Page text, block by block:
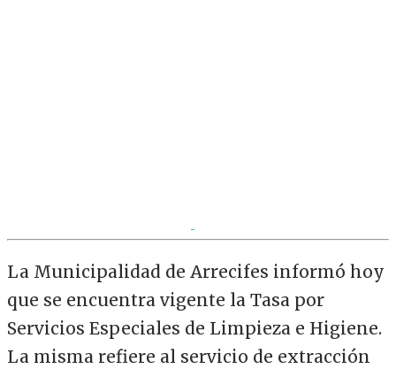
La Municipalidad de Arrecifes informó hoy
que se encuentra vigente la Tasa por
Servicios Especiales de Limpieza e Higiene.
La misma refiere al servicio de extracción